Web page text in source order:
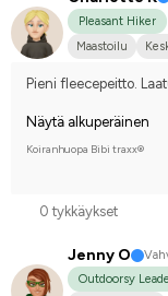
Pleasant Hiker
Maastoilu
Pieni fleecepeitto.
Näytä alkuperäinen
Koiranhuopa Bibi traxx®
0 tykkäykset
Jenny O
Outdoorsy